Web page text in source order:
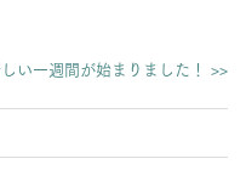
い一週間が始まりました！ >>